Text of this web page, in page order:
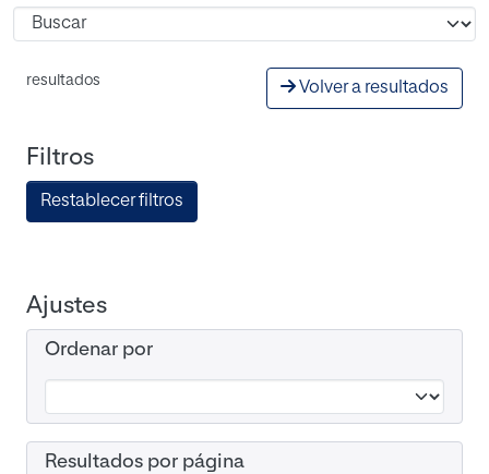
resultados Volver a resultados
Filtros
Restablecer filtros
Ajustes
Ordenar por
Resultados por página